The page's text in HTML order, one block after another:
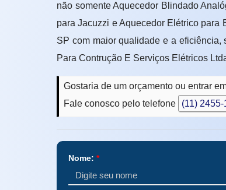
não somente Aquecedor Blindado
para Jacuzzi e Aquecedor Elétrico
SP com maior qualidade e a
Para Contrução E Serviços Elétricos
Gostaria de um orçamento ou entrar
Fale conosco pelo telefone
(11) 2455-
Nome:*